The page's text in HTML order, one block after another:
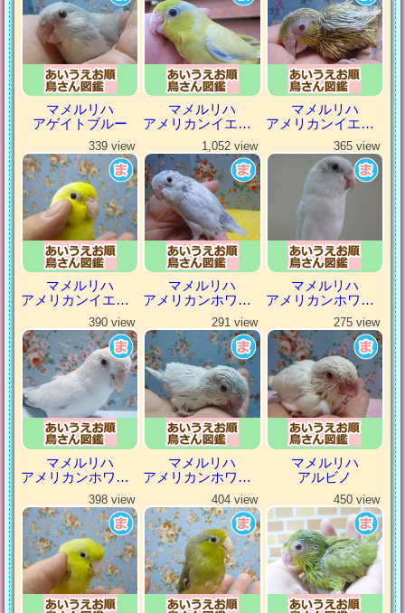
マメルリハ
アゲイトブルー
マメルリハ
アメリカンイエロー
マメルリハ
アメリカンイエローファロー
339 view
マメルリハ
アメリカンイエローヘビーパイドファロー
1,052 view
マメルリハ
アメリカンホワイト
365 view
マメルリハ
アメリカンホワイトパイド
390 view
マメルリハ
アメリカンホワイトパイドファロー
291 view
マメルリハ
アメリカンホワイトファロー
275 view
マメルリハ
アルビノ
398 view 404 view 450 view